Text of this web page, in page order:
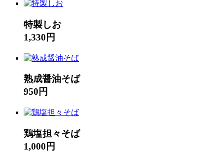
特製しお
1,330円
熟成醤油そば
950円
鶏塩担々そば
1,000円